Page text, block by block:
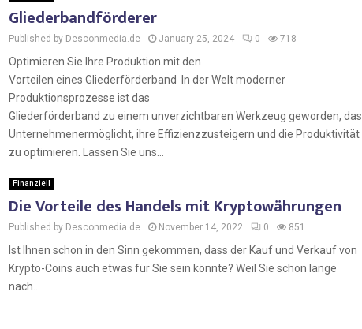
Gliederbandförderer
Published by Desconmedia.de January 25, 2024 0 718
Optimieren Sie Ihre Produktion mit den
Vorteilen eines Gliederförderband In der Welt moderner
Produktionsprozesse ist das
Gliederförderband zu einem unverzichtbaren Werkzeug geworden, das
Unternehmenermöglicht, ihre Effizienzzusteigern und die Produktivität
zu optimieren. Lassen Sie uns...
Finanziell
Die Vorteile des Handels mit Kryptowährungen
Published by Desconmedia.de November 14, 2022 0 851
Ist Ihnen schon in den Sinn gekommen, dass der Kauf und Verkauf von
Krypto-Coins auch etwas für Sie sein könnte? Weil Sie schon lange
nach...